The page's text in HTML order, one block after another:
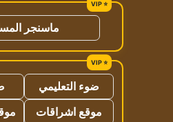
ماسنجر
ضوء التعليمي
موقع اشراقات